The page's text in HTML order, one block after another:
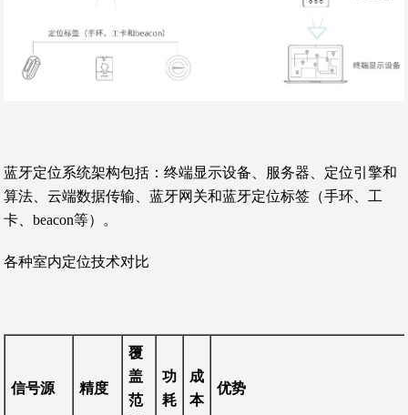
蓝牙定位系统架构包括：终端显示设备、服务器、定位引擎和
算法、云端数据传输、蓝牙网关和蓝牙定位标签（手环、工
卡、beacon等）。
各种室内定位技术对比
信号源 精度
覆
盖
范
功
耗
成
本
优势